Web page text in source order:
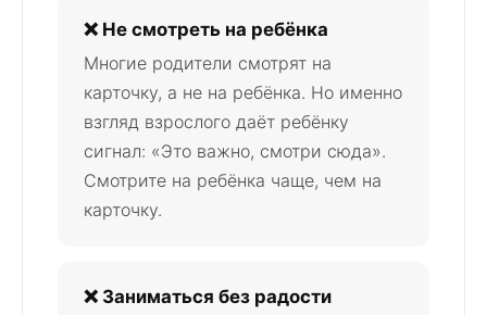
❌ Не смотреть на ребёнка
Многие родители смотрят на
карточку, а не на ребёнка. Но именно
взгляд взрослого даёт ребёнку
сигнал: «Это важно, смотри сюда».
Смотрите на ребёнка чаще, чем на
карточку.
❌ Заниматься без радости